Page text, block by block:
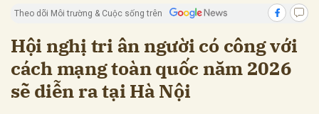
Theo dõi Môi trường & Cuộc sống trên
Hội nghị tri ân người có công với
cách mạng toàn quốc năm 2026
sẽ diễn ra tại Hà Nội
Hủy